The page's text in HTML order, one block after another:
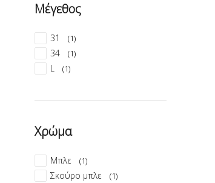
Μέγεθος
31 (1)
34 (1)
L (1)
Χρώμα
Μπλε (1)
Σκούρο μπλε (1)